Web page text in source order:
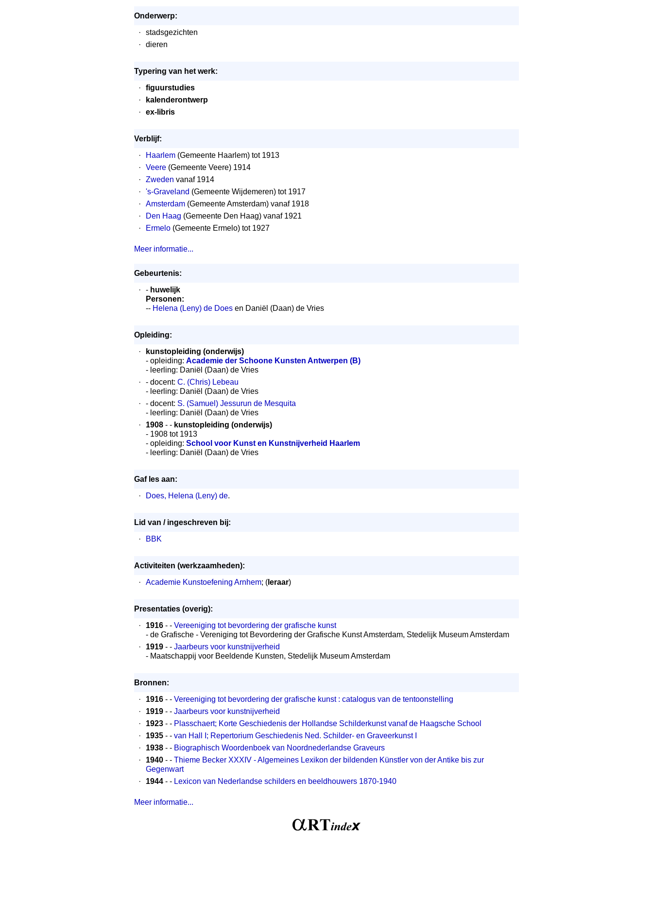
Onderwerp:
·
stadsgezichten
·
dieren
Typering van het werk:
·
figuurstudies
·
kalenderontwerp
·
ex-libris
Verblijf:
·
Haarlem (Gemeente Haarlem) tot 1913
·
Veere (Gemeente Veere) 1914
·
Zweden vanaf 1914
·
's-Graveland (Gemeente Wijdemeren) tot 1917
·
Amsterdam (Gemeente Amsterdam) vanaf 1918
·
Den Haag (Gemeente Den Haag) vanaf 1921
·
Ermelo (Gemeente Ermelo) tot 1927
Meer informatie...
Gebeurtenis:
·
- huwelijk
Personen:
-- Helena (Leny) de Does en Daniël (Daan) de Vries
Opleiding:
·
kunstopleiding (onderwijs)
- opleiding: Academie der Schoone Kunsten Antwerpen (B)
- leerling: Daniël (Daan) de Vries
·
- docent: C. (Chris) Lebeau
- leerling: Daniël (Daan) de Vries
·
- docent: S. (Samuel) Jessurun de Mesquita
- leerling: Daniël (Daan) de Vries
·
1908 - - kunstopleiding (onderwijs)
- 1908 tot 1913
- opleiding: School voor Kunst en Kunstnijverheid Haarlem
- leerling: Daniël (Daan) de Vries
Gaf les aan:
·
Does, Helena (Leny) de.
Lid van / ingeschreven bij:
·
BBK
Activiteiten (werkzaamheden):
·
Academie Kunstoefening Arnhem; ( leraar)
Presentaties (overig):
·
1916 - - Vereeniging tot bevordering der grafische kunst
- de Grafische - Vereniging tot Bevordering der Grafische Kunst Amsterdam, Stedelijk Museum Amsterdam
·
1919 - - Jaarbeurs voor kunstnijverheid
- Maatschappij voor Beeldende Kunsten, Stedelijk Museum Amsterdam
Bronnen:
·
1916 - - Vereeniging tot bevordering der grafische kunst : catalogus van de tentoonstelling
·
1919 - - Jaarbeurs voor kunstnijverheid
·
1923 - - Plasschaert; Korte Geschiedenis der Hollandse Schilderkunst vanaf de Haagsche School
·
1935 - - van Hall I; Repertorium Geschiedenis Ned. Schilder- en Graveerkunst I
·
1938 - - Biographisch Woordenboek van Noordnederlandse Graveurs
·
1940 - - Thieme Becker XXXIV - Algemeines Lexikon der bildenden Künstler von der Antike bis zur
Gegenwart
·
1944 - - Lexicon van Nederlandse schilders en beeldhouwers 1870-1940
Meer informatie...